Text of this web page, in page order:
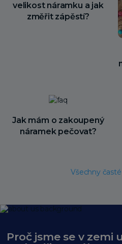
velikost náramku a jak
změřit zápěstí?
Jak mám o zakoupený
náramek pečovat?
Všechny
Proč jsme se v zemi